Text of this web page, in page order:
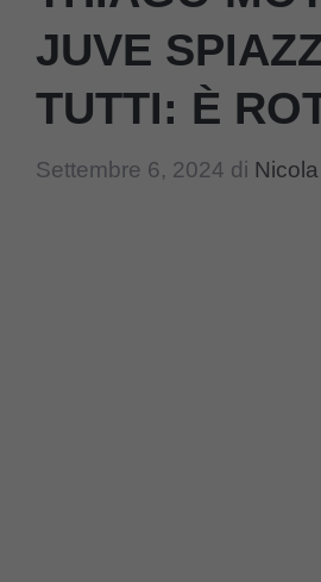
JUVE
TUTTI: È
Settembre 6, 2024 di